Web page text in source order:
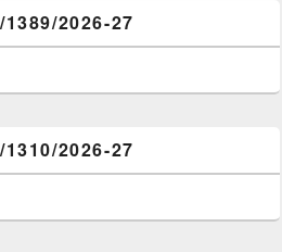
2026-27
2026-27